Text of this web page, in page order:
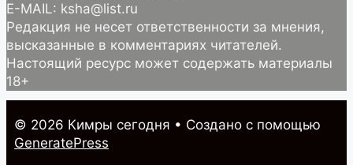
E-MAIL: ksha@list.ru
Редакция не несет ответственности за мнения,
высказанные в комментариях читателей.
Настоящий ресурс может содержать материалы
18+
© 2026 Кимры cегодня • Создано с помощью
GeneratePress